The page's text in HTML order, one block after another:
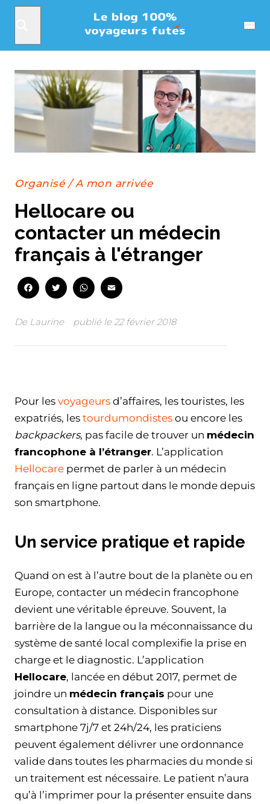
Menu
Organisé/A mon arrivée
Hellocare ou
contacter un médecin
français à l'étranger
FacebookTwitterWhatsApp
De Laurine publié le 22 février 2018
Pour les voyageurs d’affaires, les touristes, les
expatriés, les tourdumondistes ou encore les
backpackers, pas facile de trouver un médecin
francophone à l’étranger. L’application
Hellocare permet de parler à un médecin
français en ligne partout dans le monde depuis
son smartphone.
Un service pratique et rapide
Quand on est à l’autre bout de la planète ou en
Europe, contacter un médecin francophone
devient une véritable épreuve. Souvent, la
barrière de la langue ou la méconnaissance du
système de santé local complexifie la prise en
charge et le diagnostic. L’application
Hellocare, lancée en début 2017, permet de
joindre un médecin français pour une
consultation à distance. Disponibles sur
smartphone 7j/7 et 24h/24, les praticiens
peuvent également délivrer une ordonnance
valide dans toutes les pharmacies du monde si
un traitement est nécessaire. Le patient n’aura
qu’à l’imprimer pour la présenter ensuite dans